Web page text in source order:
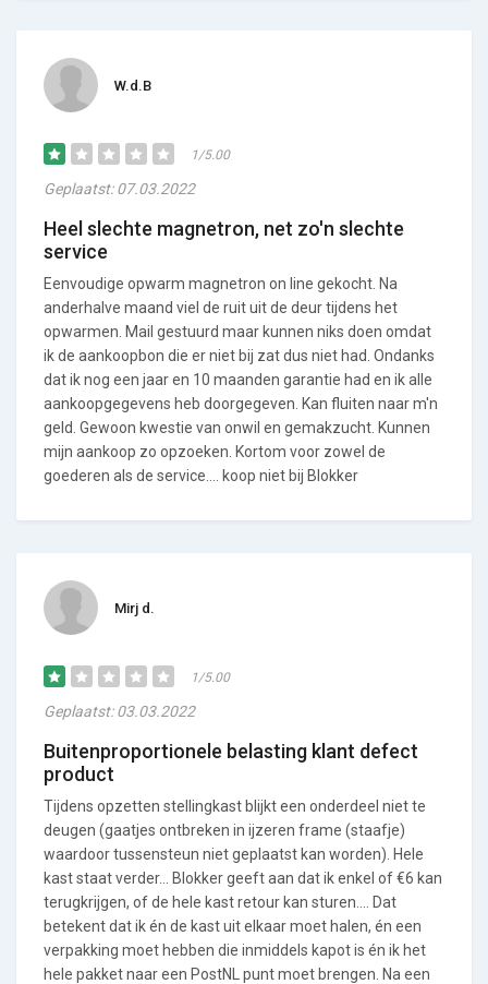
W.d.B
1/5.00
Geplaatst: 07.03.2022
Heel slechte magnetron, net zo'n slechte
service
Eenvoudige opwarm magnetron on line gekocht. Na
anderhalve maand viel de ruit uit de deur tijdens het
opwarmen. Mail gestuurd maar kunnen niks doen omdat
ik de aankoopbon die er niet bij zat dus niet had. Ondanks
dat ik nog een jaar en 10 maanden garantie had en ik alle
aankoopgegevens heb doorgegeven. Kan fluiten naar m'n
geld. Gewoon kwestie van onwil en gemakzucht. Kunnen
mijn aankoop zo opzoeken. Kortom voor zowel de
goederen als de service.... koop niet bij Blokker
Mirj d.
1/5.00
Geplaatst: 03.03.2022
Buitenproportionele belasting klant defect
product
Tijdens opzetten stellingkast blijkt een onderdeel niet te
deugen (gaatjes ontbreken in ijzeren frame (staafje)
waardoor tussensteun niet geplaatst kan worden). Hele
kast staat verder... Blokker geeft aan dat ik enkel of €6 kan
terugkrijgen, of de hele kast retour kan sturen.... Dat
betekent dat ik én de kast uit elkaar moet halen, én een
verpakking moet hebben die inmiddels kapot is én ik het
hele pakket naar een PostNL punt moet brengen. Na een